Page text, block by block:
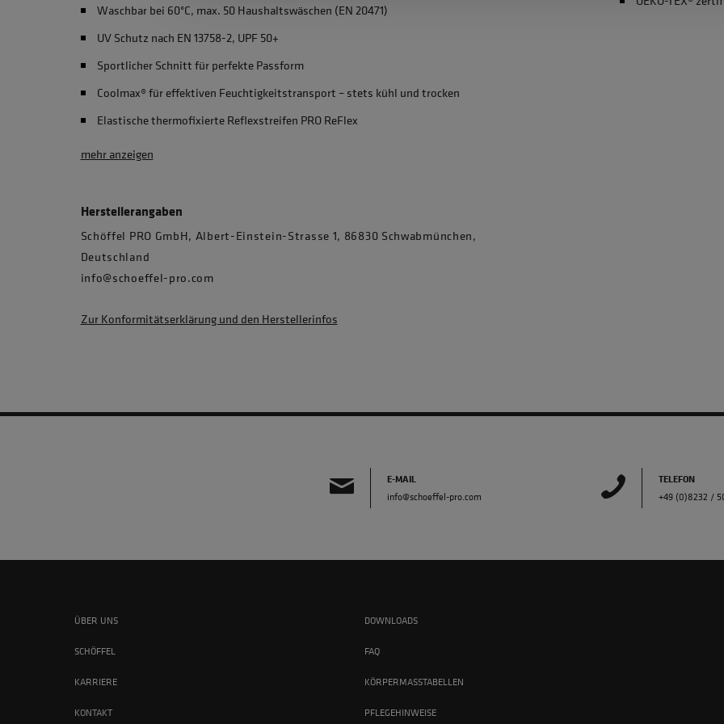
Waschbar bei 60°C, max. 50 Haushaltswäschen (EN 20471)
UV Schutz nach EN 13758-2, UPF 50+
Sportlicher Schnitt für perfekte Passform
Coolmax® für effektiven Feuchtigkeitstransport – stets kühl und trocken
Elastische thermofixierte Reflexstreifen PRO ReFlex
mehr anzeigen
Herstellerangaben
Schöffel PRO GmbH, Albert-Einstein-Strasse 1, 86830 Schwabmünchen,
Deutschland
info@schoeffel-pro.com
Zur Konformitätserklärung und den Herstellerinfos
E-MAIL
info@schoeffel-pro.com
TELEFON
+49 (0)8232 /
ÜBER UNS
SCHÖFFEL
KARRIERE
KONTAKT
DOWNLOADS
FAQ
KÖRPERMASSTABELLEN
PFLEGEHINWEISE